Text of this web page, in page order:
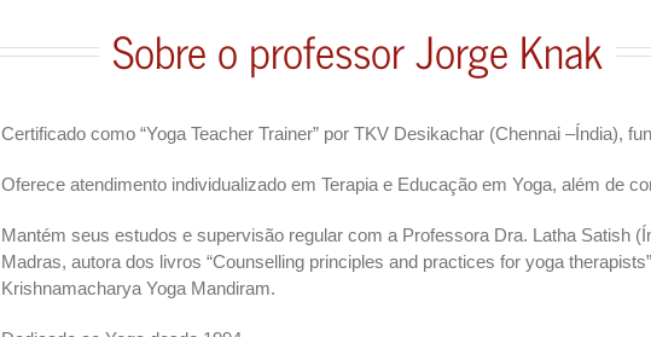
Sobre o professor Jorge Knak
Certificado como “Yoga Teacher Trainer” por TKV Desikachar (Chennai –Índia),
Oferece atendimento individualizado em Terapia e Educação em Yoga, além de
Mantém seus estudos e supervisão regular com a Professora Dra. Latha Satish
Madras, autora dos livros “Counselling principles and practices for yoga
Krishnamacharya Yoga Mandiram.